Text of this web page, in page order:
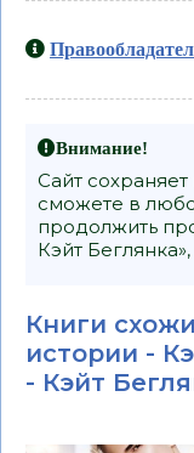
Внимание!
Сайт
сможете в
продолжить
Кэйт
Книги
истории -
- Кэйт